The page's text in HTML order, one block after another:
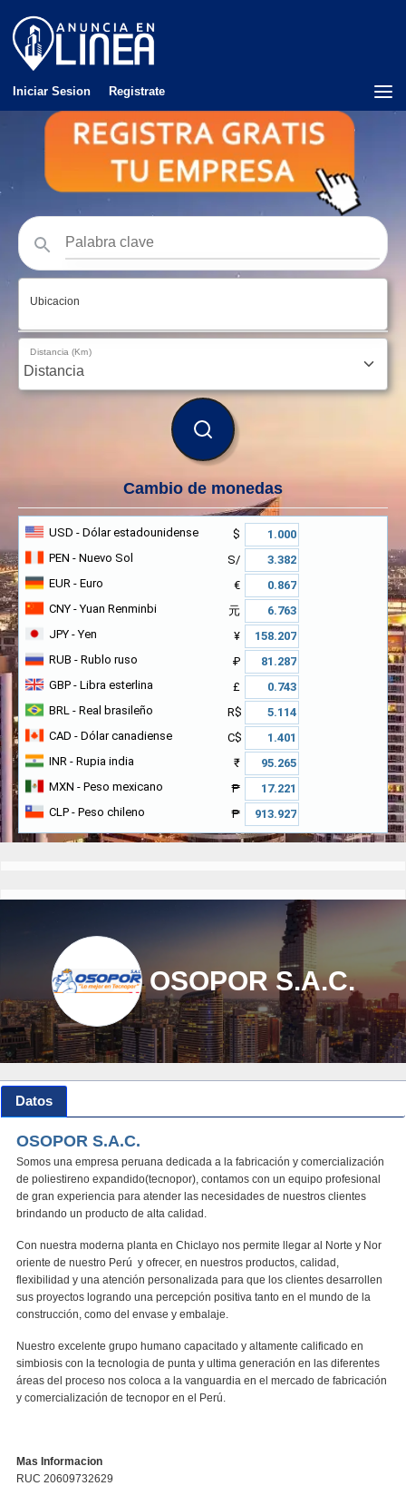
Iniciar Sesion Registrate
Ubicacion
Distancia (Km)
BUSCAR
Cambio de monedas
USD - Dólar estadounidense
$
PEN - Nuevo Sol
S/
EUR - Euro
€
CNY - Yuan Renminbi
元
JPY - Yen
¥
RUB - Rublo ruso
₽
GBP - Libra esterlina
£
BRL - Real brasileño
R$
CAD - Dólar canadiense
C$
INR - Rupia india
₹
MXN - Peso mexicano
₱
CLP - Peso chileno ₱
OSOPOR S.A.C.
Datos
OSOPOR S.A.C.
Somos una empresa peruana dedicada a la fabricación y comercialización
de poliestireno expandido(tecnopor), contamos con un equipo profesional
de gran experiencia para atender las necesidades de nuestros clientes
brindando un producto de alta calidad.
Con nuestra moderna planta en Chiclayo nos permite llegar al Norte y Nor
oriente de nuestro Perú y ofrecer, en nuestros productos, calidad,
flexibilidad y una atención personalizada para que los clientes desarrollen
sus proyectos logrando una percepción positiva tanto en el mundo de la
construcción, como del envase y embalaje.
Nuestro excelente grupo humano capacitado y altamente calificado en
simbiosis con la tecnologia de punta y ultima generación en las diferentes
áreas del proceso nos coloca a la vanguardia en el mercado de fabricación
y comercialización de tecnopor en el Perú.
Mas Informacion
RUC 20609732629